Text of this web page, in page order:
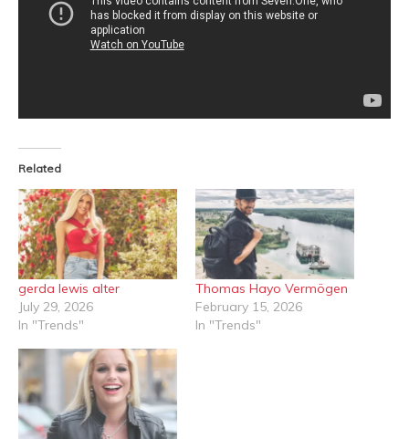
Related
gerda lewis alter
July 29, 2026
In "Trends"
Thomas Hayo Vermögen
February 15, 2026
In "Trends"